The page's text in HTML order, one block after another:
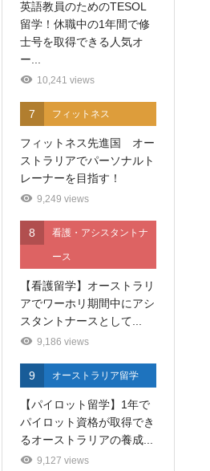
英語教員のためのTESOL
留学！休職中の1年間で修
士号を取得できる人気オ
ー...
10,241 views
7 フィットネス
フィットネス先進国 オー
ストラリアでパーソナルト
レーナーを目指す！
9,249 views
8 看護・アシスタントナ
ース
【看護留学】オーストラリ
アでワーホリ期間中にアシ
スタントナースとして...
9,186 views
9 オーストラリア留学
【パイロット留学】1年で
パイロット資格が取得でき
るオーストラリアの養成...
9,127 views